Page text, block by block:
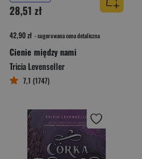
28,51 zł
42,90 zł - sugerowana cena detaliczna
Cienie między nami
Tricia Levenseller
7,1 (1747)